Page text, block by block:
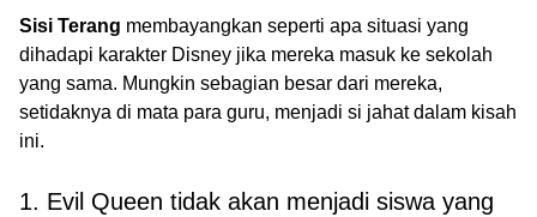
Sisi Terang membayangkan seperti apa situasi yang
dihadapi karakter Disney jika mereka masuk ke sekolah
yang sama. Mungkin sebagian besar dari mereka,
setidaknya di mata para guru, menjadi si jahat dalam kisah
ini.
1. Evil Queen tidak akan menjadi siswa yang